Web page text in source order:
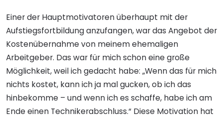
Einer der Hauptmotivatoren überhaupt mit der
Aufstiegsfortbildung anzufangen, war das Angebot der
Kostenübernahme von meinem ehemaligen
Arbeitgeber. Das war für mich schon eine große
Möglichkeit, weil ich gedacht habe: „Wenn das für mich
nichts kostet, kann ich ja mal gucken, ob ich das
hinbekomme – und wenn ich es schaffe, habe ich am
Ende einen Technikerabschluss.“ Diese Motivation hat